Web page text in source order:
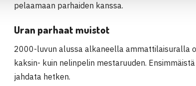
pelaamaan parhaiden kanssa.
Uran parhaat muistot
2000-luvun alussa alkaneella ammattilaisuralla
kaksin- kuin nelinpelin mestaruuden.
jahdata hetken.